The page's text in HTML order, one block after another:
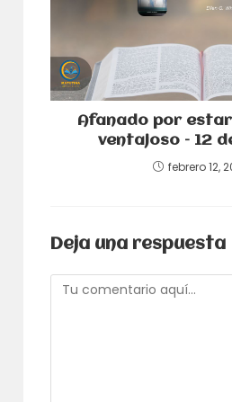
Afanado por
ventajoso – 12
febrero 12,
Deja una respuesta
Comentario